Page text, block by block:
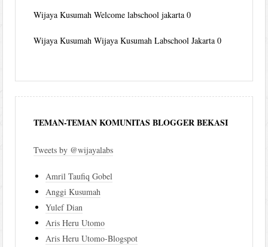
Wijaya Kusumah Welcome labschool jakarta 0
Wijaya Kusumah Wijaya Kusumah Labschool Jakarta 0
TEMAN-TEMAN KOMUNITAS BLOGGER BEKASI
Tweets by @wijayalabs
Amril Taufiq Gobel
Anggi Kusumah
Yulef Dian
Aris Heru Utomo
Aris Heru Utomo-Blogspot